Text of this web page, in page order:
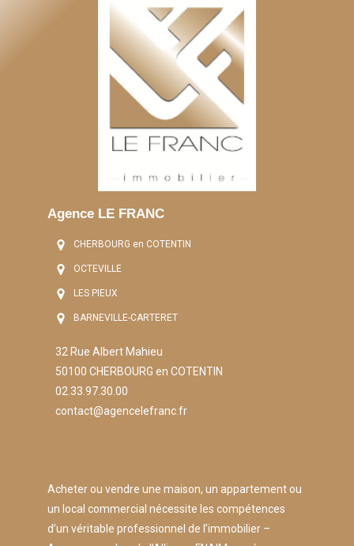
Agence LE FRANC
CHERBOURG en COTENTIN
OCTEVILLE
LES PIEUX
BARNEVILLE-CARTERET
32 Rue Albert Mahieu
50100 CHERBOURG en COTENTIN
02.33.97.30.00
contact@agencelefranc.fr
Acheter ou vendre une maison, un appartement ou
un local commercial nécessite les compétences
d’un véritable professionnel de l’immobilier –